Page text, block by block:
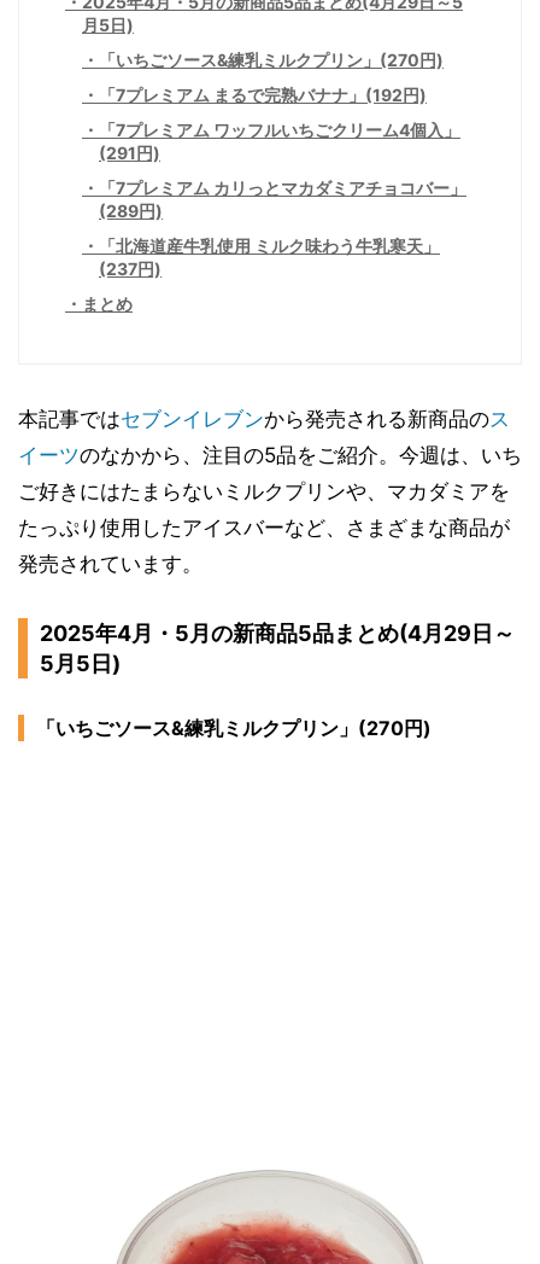
月5日)
「いちごソース&練乳ミルクプリン」(270円)
「7プレミアム まるで完熟バナナ」(192円)
「7プレミアム ワッフルいちごクリーム4個入」
(291円)
「7プレミアム カリっとマカダミアチョコバー」
(289円)
「北海道産牛乳使用 ミルク味わう牛乳寒天」
(237円)
まとめ
本記事ではセブンイレブンから発売される新商品のス
イーツのなかから、注目の5品をご紹介。今週は、いち
ご好きにはたまらないミルクプリンや、マカダミアを
たっぷり使用したアイスバーなど、さまざまな商品が
発売されています。
2025年4月・5月の新商品5品まとめ(4月29日～
5月5日)
「いちごソース&練乳ミルクプリン」(270円)